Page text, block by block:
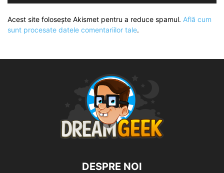
Acest site folosește Akismet pentru a reduce spamul. Află cum
sunt procesate datele comentariilor tale.
DESPRE NOI